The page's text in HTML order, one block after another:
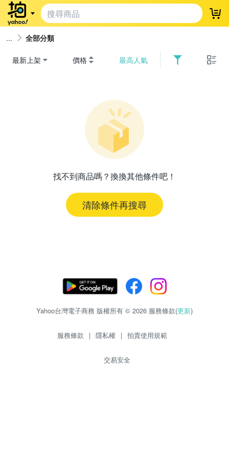
登
全部分類
最新上架 價格 最高人氣
找不到商品嗎？換換其他條件吧！
清除條件再搜尋
Yahoo台灣電子商務 版權所有 © 2026 服務條款(更新)
服務條款 | 隱私權 | 拍賣使用規範
交易安全